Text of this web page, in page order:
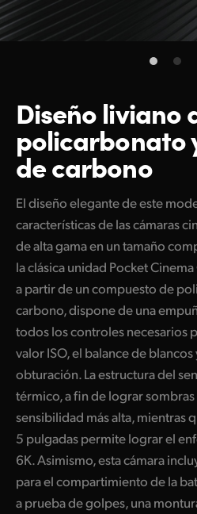
Diseño liviano
policarbonato
de carbono
El diseño elegante de este
características de las cámaras
de alta gama en un tamaño
la clásica unidad Pocket
a partir de un compuesto de
carbono, dispone de una
todos los controles necesarios
valor ISO, el balance de
obturación. La estructura del
térmico, a fin de lograr
sensibilidad más alta, mientras
5 pulgadas permite lograr el
6K. Asimismo, esta cámara
para el compartimiento de la
a prueba de golpes, una